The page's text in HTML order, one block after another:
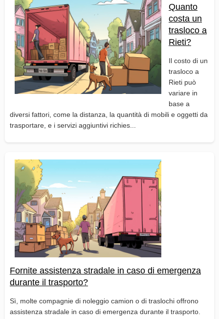
Quanto
costa un
trasloco a
Rieti?
Il costo di un
trasloco a
Rieti può
variare in
base a
diversi fattori, come la distanza, la quantità di mobili e oggetti da
trasportare, e i servizi aggiuntivi richies...
Fornite assistenza stradale in caso di emergenza
durante il trasporto?
Sì, molte compagnie di noleggio camion o di traslochi offrono
assistenza stradale in caso di emergenza durante il trasporto.